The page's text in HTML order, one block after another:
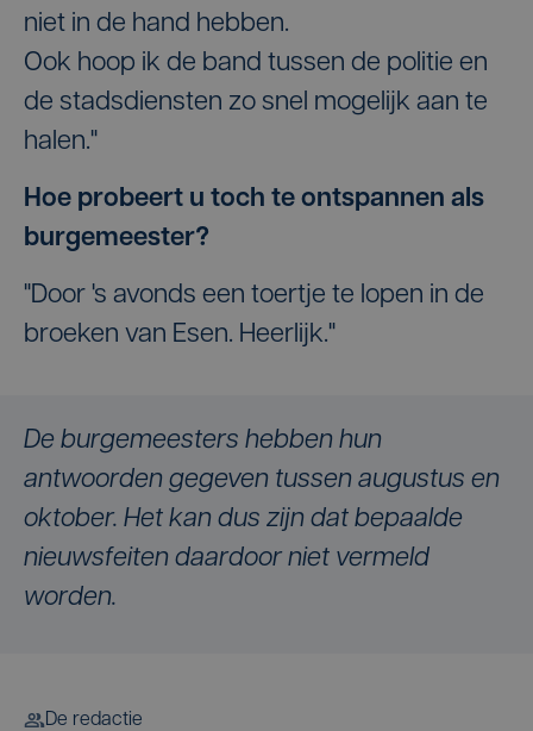
niet in de hand hebben.
Ook hoop ik de band tussen de politie en
de stadsdiensten zo snel mogelijk aan te
halen."
Hoe probeert u toch te ontspannen als
burgemeester?
"Door 's avonds een toertje te lopen in de
broeken van Esen. Heerlijk."
De burgemeesters hebben hun
antwoorden gegeven tussen augustus en
oktober. Het kan dus zijn dat bepaalde
nieuwsfeiten daardoor niet vermeld
worden.
De redactie